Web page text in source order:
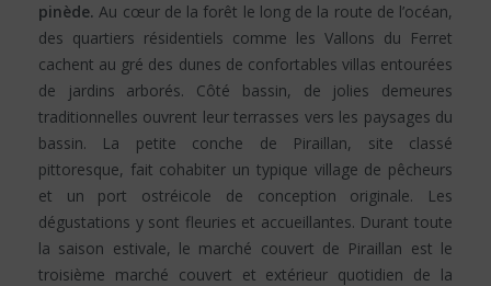
pinède. Au cœur de la forêt le long de la route de l’océan,
des quartiers résidentiels comme les Vallons du Ferret
cachent au gré des dunes de confortables villas entourées
de jardins arborés. Côté bassin, de jolies demeures
traditionnelles ouvrent leur terrasses vers les paysages du
bassin. La petite conche de Piraillan, site classé
pittoresque, fait cohabiter un typique village de pêcheurs
et un port ostréicole de conception originale. Les
dégustations y sont fleuries et accueillantes. Durant toute
la saison estivale, le marché couvert de Piraillan est le
troisième marché couvert et extérieur quotidien de la